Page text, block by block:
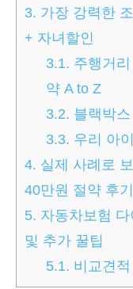
3. 가장 강력한
+ 자녀할인
3.1. 주행거
약 A to Z
3.2. 블랙박
3.3. 우리 아
4. 실제 사례로
40만원 절약 후
5. 자동차보험
및 추가 꿀팁
5.1. 비교견